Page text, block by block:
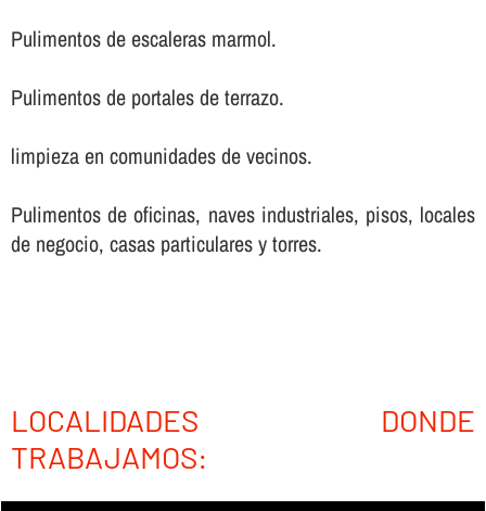
Pulimentos de escaleras marmol.
Pulimentos de portales de terrazo.
limpieza en comunidades de vecinos.
Pulimentos de oficinas, naves industriales, pisos, locales
de negocio, casas particulares y torres.
LOCALIDADES DONDE
TRABAJAMOS: